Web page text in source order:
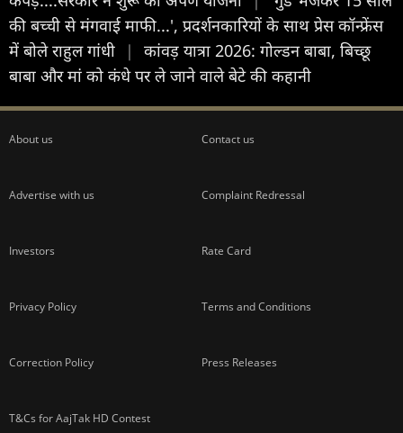
की बच्ची से मंगवाई माफी...', प्रदर्शनकारियों के साथ प्रेस कॉन्फ्रेंस
में बोले राहुल गांधी
|
कांवड़ यात्रा 2026: गोल्डन बाबा, बिच्छू
बाबा और मां को कंधे पर ले जाने वाले बेटे की कहानी
About us Contact us
Advertise with us Complaint Redressal
Investors Rate Card
Privacy Policy Terms and Conditions
Correction Policy Press Releases
T&Cs for AajTak HD Contest